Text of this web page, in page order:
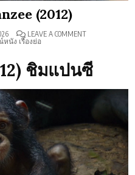
(2012)
LEAVE A COMMENTON
นัง เรื่องย่อ
ชิมแปนซี